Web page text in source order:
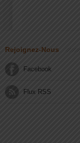
Rejoignez-Nous
Facebook
Flux RSS